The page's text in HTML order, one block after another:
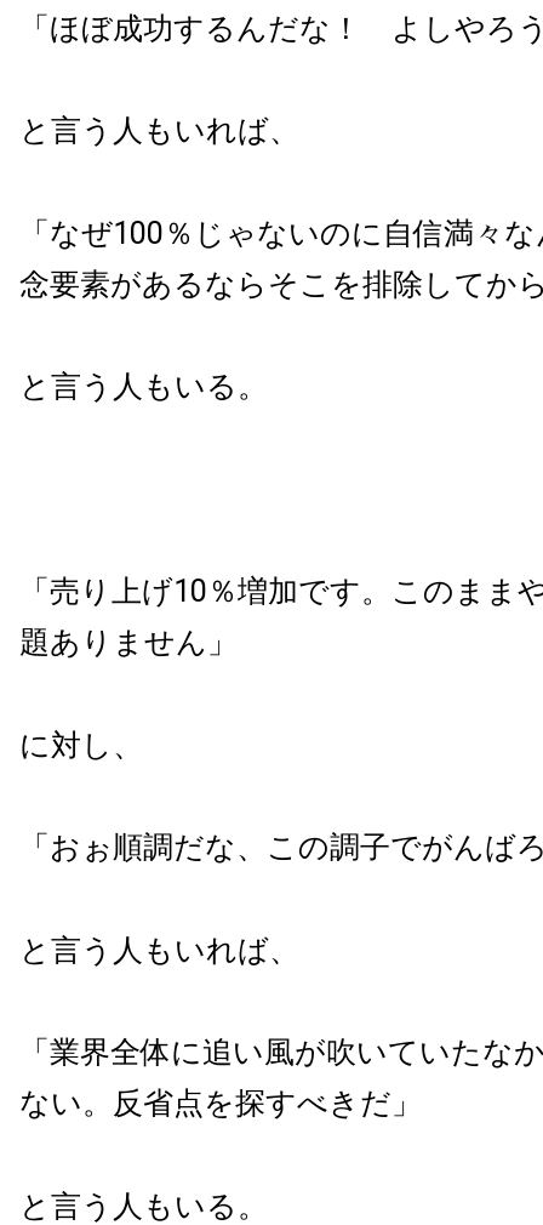
「ほぼ成功するんだな！ よしやろ
と言う人もいれば、
「なぜ100％じゃないのに自信満々
念要素があるならそこを排除してか
と言う人もいる。
「売り上げ10％増加です。このまま
題ありません」
に対し、
「おぉ順調だな、この調子でがんば
と言う人もいれば、
「業界全体に追い風が吹いていたな
ない。反省点を探すべきだ」
と言う人もいる。